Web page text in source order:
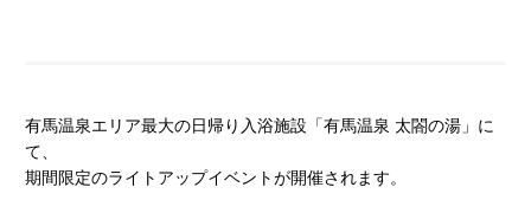
有馬温泉エリア最大の日帰り入浴施設「有馬温泉 太閤の湯」に
て、
期間限定のライトアップイベントが開催されます。